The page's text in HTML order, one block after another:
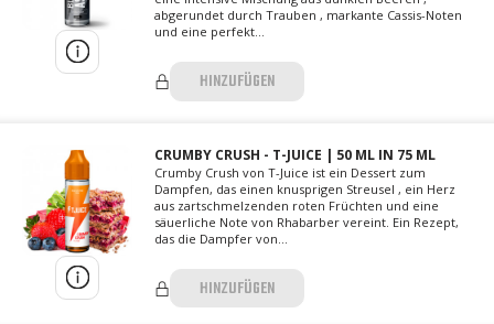
abgerundet durch Trauben , markante Cassis-Noten
und eine perfekt...
HINZUFÜGEN
CRUMBY CRUSH - T-JUICE | 50 ML IN 75 ML
Crumby Crush von T-Juice ist ein Dessert zum
Dampfen, das einen knusprigen Streusel , ein Herz
aus zartschmelzenden roten Früchten und eine
säuerliche Note von Rhabarber vereint. Ein Rezept,
das die Dampfer von...
HINZUFÜGEN